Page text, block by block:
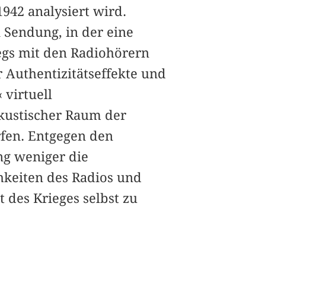
analysiert wird.
in der eine
mit den Radiohörern
Authentizitätseffekte und
virtuell
Raum der
Entgegen den
weniger die
des Radios und
Krieges selbst zu